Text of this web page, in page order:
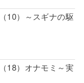
10）～スギナの駆
18）オナモミ～実